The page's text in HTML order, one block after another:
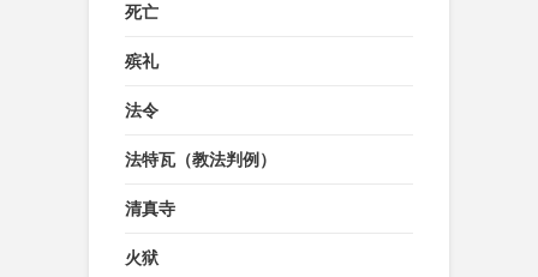
死亡
殡礼
法令
法特瓦（教法判例）
清真寺
火狱